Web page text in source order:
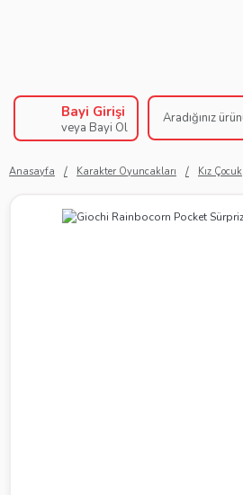
Bayi Girişi
veya Bayi Ol
Anasayfa Karakter Oyuncakları Kız Çocuk